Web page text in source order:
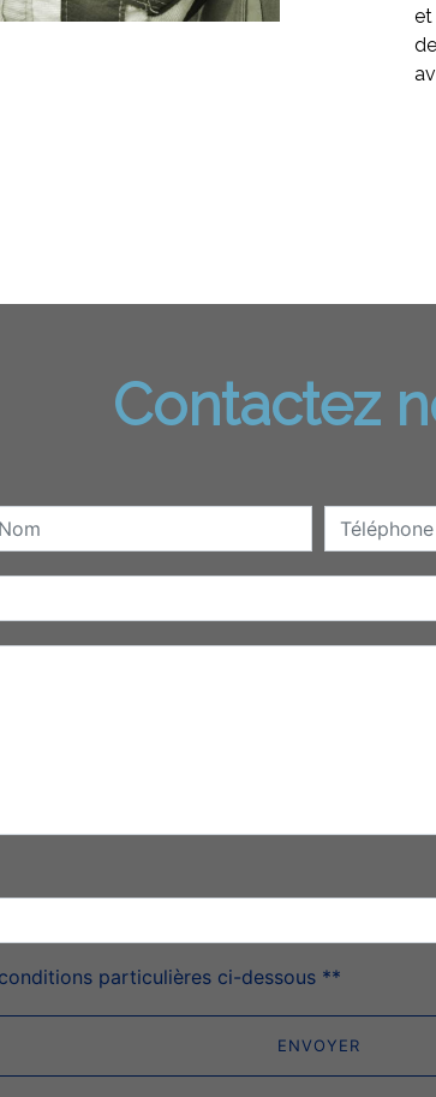
et
Contactez
particulières ci-dessous **
ENVOYER